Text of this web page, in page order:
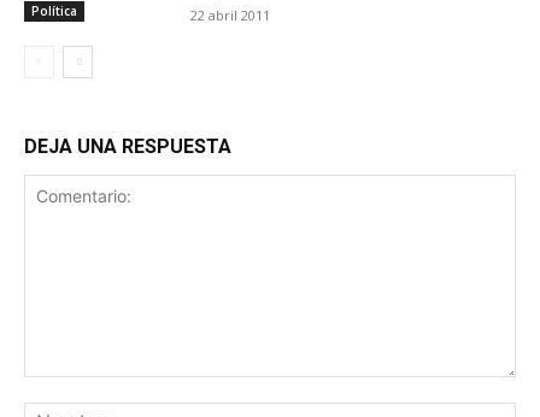
Política 22 abril 2011
DEJA UNA RESPUESTA